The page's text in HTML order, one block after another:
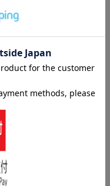
リーズ最新刊。
ピソードを完全収録。
統合編」第2話まで収録
めに奮闘する児童相談所
最新刊です。
闘記
た青葉児童相談所。
ることを決める。
都の間で問題が勃発
までを収録。